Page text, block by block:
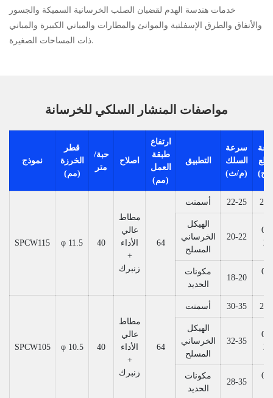
خدمات هندسة الهدم لقضبان الصلب الخرسانية السميكة والجسور
والأنفاق والطرق الإسفلتية والموانئ والمطارات والمباني الكبيرة والمباني
ذات المساحات الصغيرة.
مواصفات المنشار السلكي للخرسانة
نموذج
قطر
الخرزة
(مم)
حبة/
متر
اصلاح
ارتفاع
طبقة
العمل
(مم)
التطبيق
سرعة
السلك
(م/ث)
SPCW115 φ 11.5 40
مطاط
عالي
الأداء
+
زنبرك
64
أسمنت 22-25 2-
الهيكل
الخرساني
المسلح
20-22
مكونات
الحديد
18-20
SPCW105 φ 10.5 40
مطاط
عالي
الأداء
+
زنبرك
64
أسمنت 30-35 2-
الهيكل
الخرساني
المسلح
32-35
مكونات
الحديد
28-35